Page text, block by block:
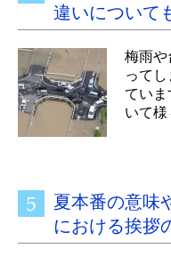
違いについて
梅雨や
って
ていま
いて
夏本番の意味
における挨拶